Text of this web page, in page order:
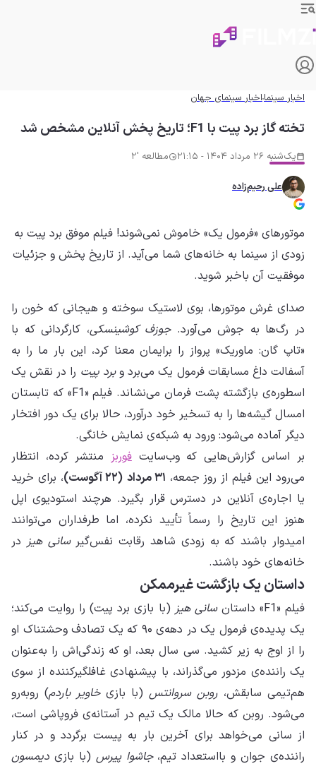
اخبار سینمااخبار سینمای جهان
تخته گاز برد پیت با F1؛ تاریخ پخش آنلاین مشخص شد
یک‌شنبه 26 مرداد 1404 - 21:15 مطالعه '2
علی رحیم‌زاده
موتورهای «فرمول یک» خاموش نمی‌شوند! فیلم موفق برد پیت به
زودی از سینما به خانه‌های شما می‌آید. از تاریخ پخش و جزئیات
موفقیت آن باخبر شوید.
صدای غرش موتورها، بوی لاستیک سوخته و هیجانی که خون را
در رگ‌ها به جوش می‌آورد.جوزف کوشینسکی، کارگردانی که با
«تاپ گان: ماوریک» پرواز را برایمان معنا کرد، این بار ما را به
آسفالت داغ مسابقات فرمول یک می‌برد وبرد پیت را در نقش یک
اسطوره‌ی بازگشته پشت فرمان می‌نشاند. فیلم «F1» که تابستان
امسال گیشه‌ها را به تسخیر خود درآورد، حالا برای یک دور افتخار
دیگر آماده می‌شود: ورود به شبکه‌ی نمایش خانگی.
بر اساس گزارش‌هایی که وب‌سایتفوربز منتشر کرده، انتظار
می‌رود این فیلم از روز جمعه، ۳۱ مرداد (۲۲ آگوست)
، برای خرید
یا اجاره‌ی آنلاین در دسترس قرار بگیرد. هرچند استودیوی اپل
هنوز این تاریخ را رسماً تأیید نکرده، اما طرفداران می‌توانند
امیدوار باشند که به زودی شاهد رقابت نفس‌گیرسانی هیز در
خانه‌های خود باشند.
داستان یک بازگشت غیرممکن
فیلم «F1» داستان سانی هیز (با بازی برد پیت) را روایت می‌کند؛
یک پدیده‌ی فرمول یک در دهه‌ی ۹۰ که یک تصادف وحشتناک او
را از اوج به زیر کشید. سی سال بعد، او که زندگی‌اش را به‌عنوان
یک راننده‌ی مزدور می‌گذراند، با پیشنهادی غافلگیرکننده از سوی
هم‌تیمی سابقش، روبن سروانتس (با بازیخاویر باردم) روبه‌رو
می‌شود. روبن که حالا مالک یک تیم در آستانه‌ی فروپاشی است،
از سانی می‌خواهد برای آخرین بار به پیست برگردد و در کنار
راننده‌ی جوان و بااستعداد تیم،جاشوا پیرس (با بازی دیمسون